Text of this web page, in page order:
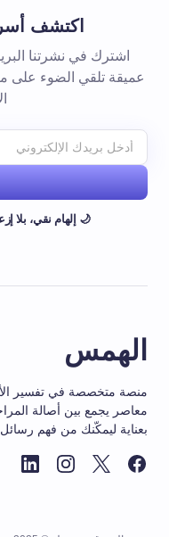
اكتشف
اشترك في نشرتنا
عميقة تلقي الضوء على
🌙 إلهام نقي، بلا
الهمس
منصة متخصصة في تفسير
معاصر يجمع بين أصالة
بعناية ليمكّنك من فهم